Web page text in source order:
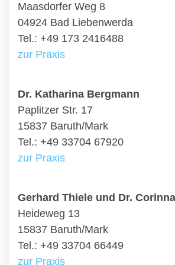
Maasdorfer Weg 8
04924 Bad Liebenwerda
Tel.: +49 173 2416488
zur Praxis
Dr. Katharina Bergmann
Paplitzer Str. 17
15837 Baruth/Mark
Tel.: +49 33704 67920
zur Praxis
Gerhard Thiele und Dr.
Heideweg 13
15837 Baruth/Mark
Tel.: +49 33704 66449
zur Praxis